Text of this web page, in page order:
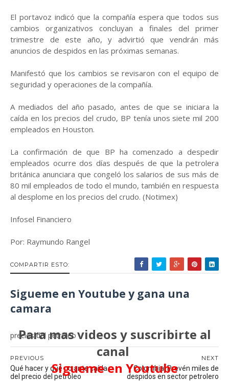
El portavoz indicó que la compañía espera que todos sus
cambios organizativos concluyan a finales del primer
trimestre de este año, y advirtió que vendrán más
anuncios de despidos en las próximas semanas.
Manifestó que los cambios se revisaron con el equipo de
seguridad y operaciones de la compañía.
A mediados del año pasado, antes de que se iniciara la
caída en los precios del crudo, BP tenía unos siete mil 200
empleados en Houston.
La confirmación de que BP ha comenzado a despedir
empleados ocurre dos días después de que la petrolera
británica anunciara que congeló los salarios de sus más de
80 mil empleados de todo el mundo, también en respuesta
al desplome en los precios del crudo. (Notimex)
Infosel Financiero
Por: Raymundo Rangel
COMPARTIR ESTO:
Sigueme en Youtube y gana una
camara
Para mas videos y suscribirte al
canal
Sigueme en Youtube
precios del petroleo
NEXT
Colombia: Prevén miles de
despidos en sector petrolero
PREVIOUS
Qué hacer y qué no ante caída
del precio del petróleo